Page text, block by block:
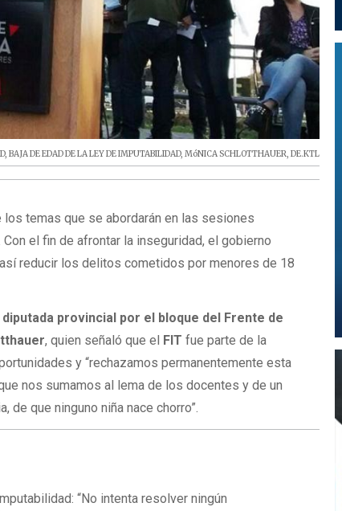
,BAJA DE EDAD DE LA LEY DE IMPUTABILIDAD,MóNICA SCHLOTTHAUER,DE.KTL
temas que se abordarán en las sesiones
el fin de afrontar la inseguridad, el gobierno
reducir los delitos cometidos por menores de 18
diputada provincial por el bloque del Frente de
, quien señaló que el FITfue parte de la
y “rechazamos permanentemente esta
nos sumamos al lema de los docentes y de un
que ninguno niña nace chorro”.
“No intenta resolver ningún